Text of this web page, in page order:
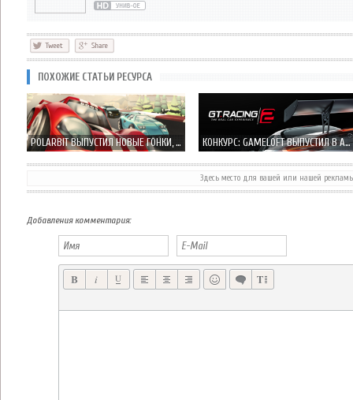
ПОХОЖИЕ СТАТЬИ РЕСУРСА
POLARBIT ВЫПУСТИЛ НОВЫЕ ГОНКИ, НА СЕЙ РАЗ RAIL RACING КОНКУРС: GAMELOFT ВЫПУСТИЛ В APP STORE GT RACING 2: THE REAL CAR EXPERIENCE
Здесь место для вашей или нашей
Добавления комментария: